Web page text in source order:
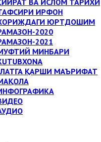
ВА ИСЛОМ ТАРИХИ
ИРФОН
ЮРТДОШИМ
2020
2021
МИНБАРИ
ҚАРШИ МАЪРИФАТ